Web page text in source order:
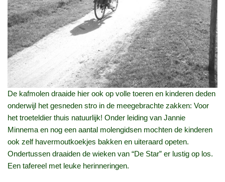
De kafmolen draaide hier ook op volle toeren en kinderen deden
onderwijl het gesneden stro in de meegebrachte zakken: Voor
het troeteldier thuis natuurlijk! Onder leiding van Jannie
Minnema en nog een aantal molengidsen mochten de kinderen
ook zelf havermoutkoekjes bakken en uiteraard opeten.
Ondertussen draaiden de wieken van “De Star” er lustig op los.
Een tafereel met leuke herinneringen.